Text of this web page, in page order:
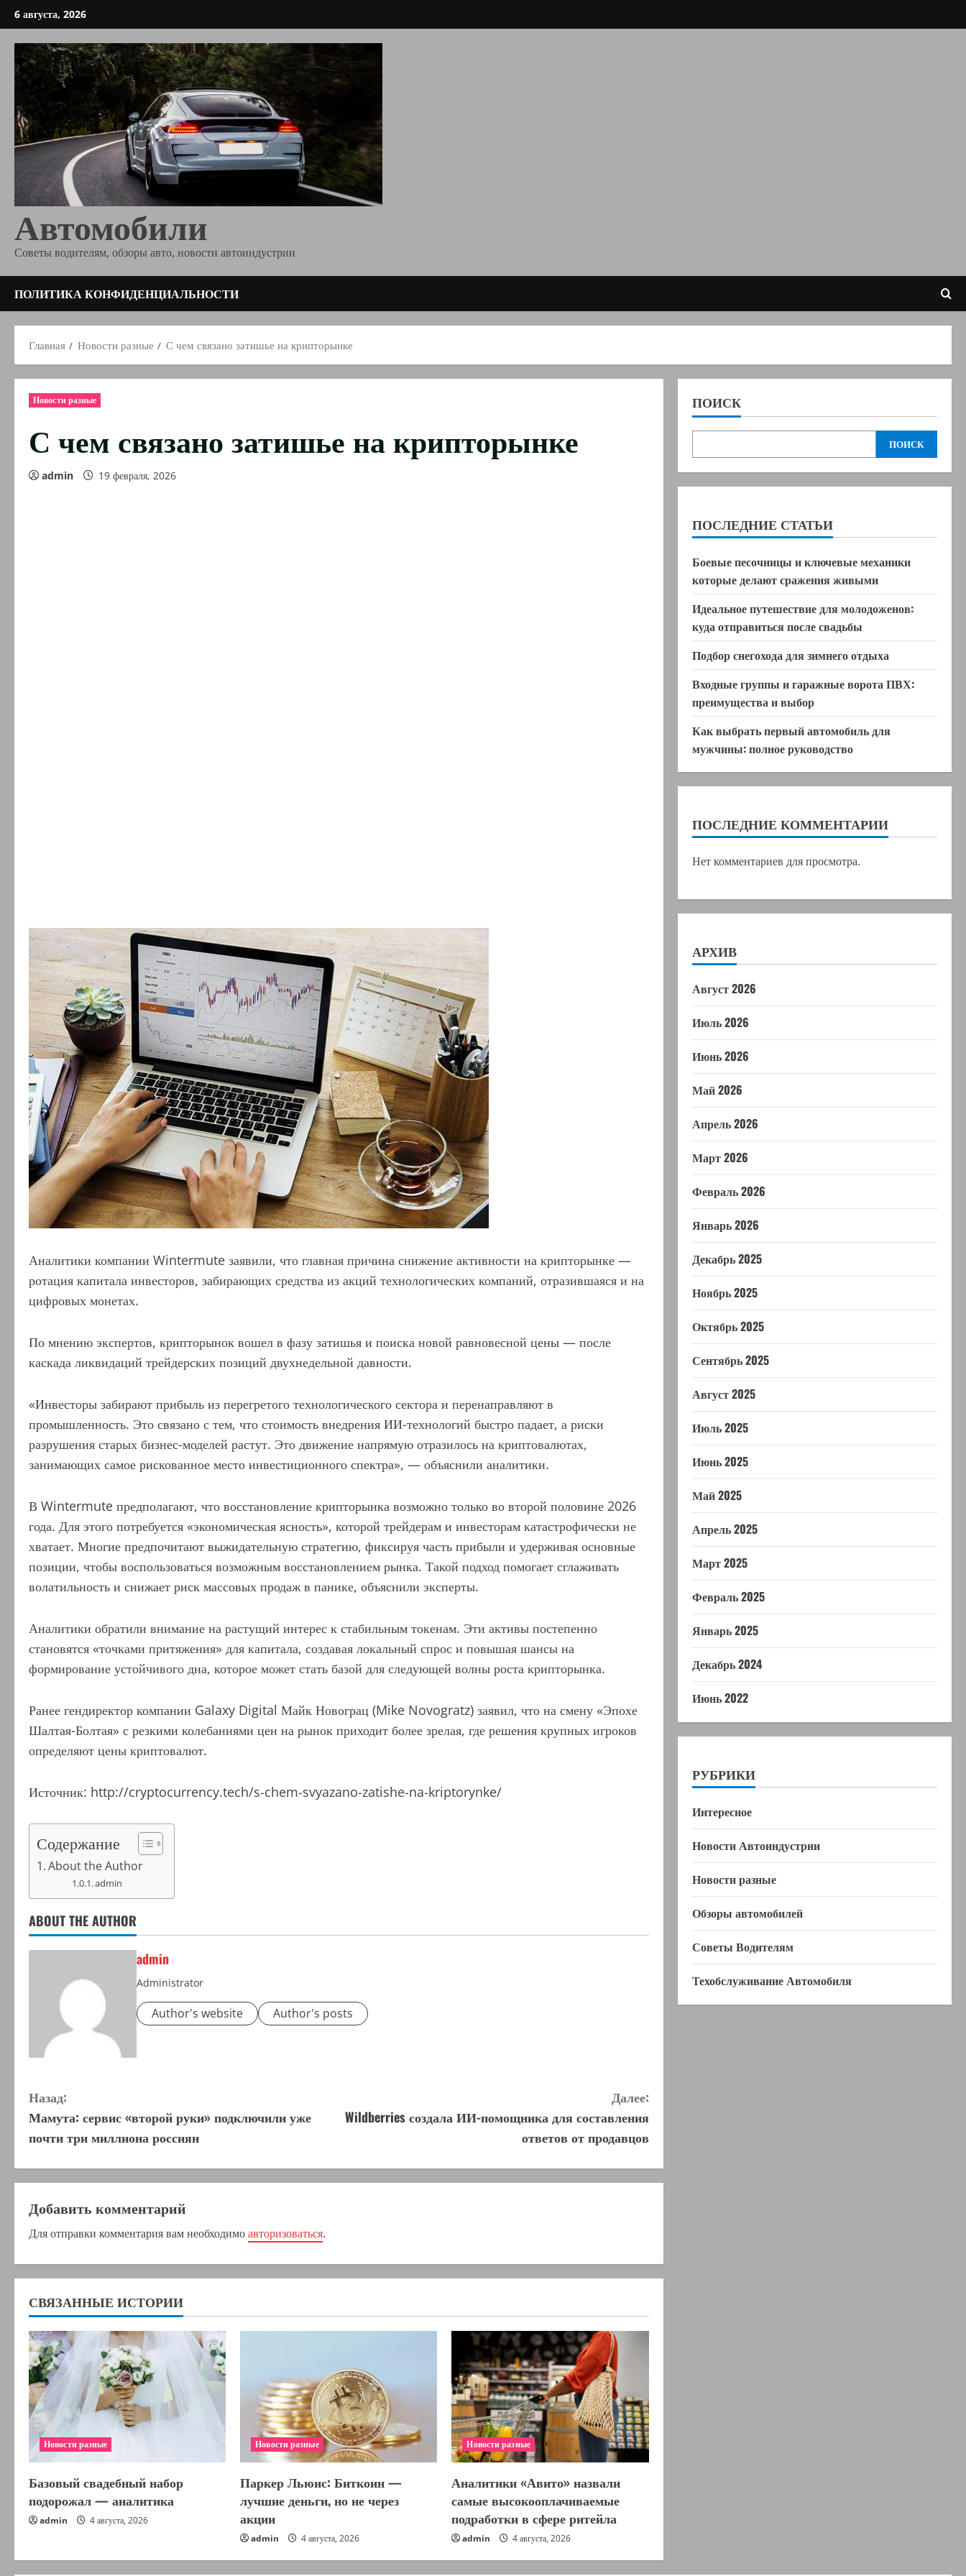
Перейти
к
содержимому
6 августа, 2026
Автомобили
Советы водителям, обзоры авто, новости автоиндустрии
ПОЛИТИКА КОНФИДЕНЦИАЛЬНОСТИ
Главная Новости разные С чем связано затишье на крипторынке
Новости разные
С чем связано затишье на крипторынке
admin 19 февраля, 2026
Аналитики компании Wintermute заявили, что главная причина снижение активности на крипторынке —
ротация капитала инвесторов, забирающих средства из акций технологических компаний, отразившаяся и на
цифровых монетах.
По мнению экспертов, крипторынок вошел в фазу затишья и поиска новой равновесной цены — после
каскада ликвидаций трейдерских позиций двухнедельной давности.
«Инвесторы забирают прибыль из перегретого технологического сектора и перенаправляют в
промышленность. Это связано с тем, что стоимость внедрения ИИ-технологий быстро падает, а риски
разрушения старых бизнес-моделей растут. Это движение напрямую отразилось на криптовалютах,
занимающих самое рискованное место инвестиционного спектра», — объяснили аналитики.
В Wintermute предполагают, что восстановление крипторынка возможно только во второй половине 2026
года. Для этого потребуется «экономическая ясность», которой трейдерам и инвесторам катастрофически не
хватает. Многие предпочитают выжидательную стратегию, фиксируя часть прибыли и удерживая основные
позиции, чтобы воспользоваться возможным восстановлением рынка. Такой подход помогает сглаживать
волатильность и снижает риск массовых продаж в панике, объяснили эксперты.
Аналитики обратили внимание на растущий интерес к стабильным токенам. Эти активы постепенно
становятся «точками притяжения» для капитала, создавая локальный спрос и повышая шансы на
формирование устойчивого дна, которое может стать базой для следующей волны роста крипторынка.
Ранее гендиректор компании Galaxy Digital Майк Новограц (Mike Novogratz) заявил, что на смену «Эпохе
Шалтая-Болтая» с резкими колебаниями цен на рынок приходит более зрелая, где решения крупных игроков
определяют цены криптовалют.
Источник: http://cryptocurrency.tech/s-chem-svyazano-zatishe-na-kriptorynke/
Содержание
About the Author
admin
ABOUT THE AUTHOR
admin
Administrator
Author's website Author's posts
П
р
о
д
о
ж
и
т
ь
ч
т
е
н
и
е
Назад:
Мамута: сервис «второй руки» подключили уже
почти три миллиона россиян
Далее:
Wildberries создала ИИ-помощника для составления
ответов от продавцов
Добавить комментарий
Для отправки комментария вам необходимоавторизоваться.
СВЯЗАННЫЕ ИСТОРИИ
Новости разные
Базовый свадебный набор
подорожал — аналитика
admin 4 августа, 2026
Новости разные
Паркер Льюис: Биткоин —
лучшие деньги, но не через
акции
admin 4 августа, 2026
Новости разные
Аналитики «Авито» назвали
самые высокооплачиваемые
подработки в сфере ритейла
admin 4 августа, 2026
ПОИСК
ПОИСК
ПОСЛЕДНИЕ СТАТЬИ
Боевые песочницы и ключевые механики
которые делают сражения живыми
Идеальное путешествие для молодоженов:
куда отправиться после свадьбы
Подбор снегохода для зимнего отдыха
Входные группы и гаражные ворота ПВХ:
преимущества и выбор
Как выбрать первый автомобиль для
мужчины: полное руководство
ПОСЛЕДНИЕ КОММЕНТАРИИ
Нет комментариев для просмотра.
АРХИВ
Август 2026
Июль 2026
Июнь 2026
Май 2026
Апрель 2026
Март 2026
Февраль 2026
Январь 2026
Декабрь 2025
Ноябрь 2025
Октябрь 2025
Сентябрь 2025
Август 2025
Июль 2025
Июнь 2025
Май 2025
Апрель 2025
Март 2025
Февраль 2025
Январь 2025
Декабрь 2024
Июнь 2022
РУБРИКИ
Интересное
Новости Автоиндустрии
Новости разные
Обзоры автомобилей
Советы Водителям
Техобслуживание Автомобиля